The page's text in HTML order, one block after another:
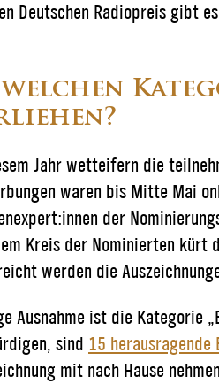
Deutschen Radiopreis gibt
Jahr wetteifern die
waren bis Mitte Mai
der
Kreis der Nominierten kürt
werden die
Ausnahme ist die Kategorie
sind 15 herausragende
mit nach Hause